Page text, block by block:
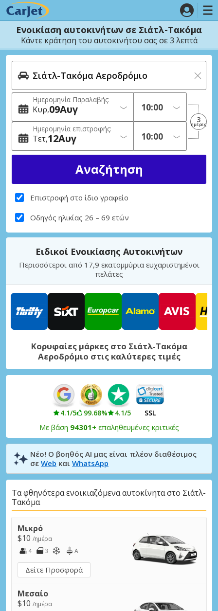
Ενοικίαση αυτοκινήτων σε Σιάτλ-Τακόμα
Κάντε κράτηση του αυτοκινήτου σας σε 3 λεπτά
Ημερομηνία Παραλαβής:
Κυρ 09Αυγ
Ημερομηνία επιστροφής:
Τετ 12Αυγ
3
ημέρες
Επιστροφή στο ίδιο γραφείο
Οδηγός ηλικίας 26 – 69 ετών
Ειδικοί Ενοικίασης Αυτοκινήτων
Περισσότεροι από 17,9 εκατομμύρια ευχαριστημένοι
πελάτες
Κορυφαίες μάρκες στο Σιάτλ-Τακόμα
Αεροδρόμιο στις καλύτερες τιμές
4.1/5 99.68% 4.1/5 SSL
Με βάση 94301+ επαληθευμένες κριτικές
Νέο! Ο βοηθός AI μας είναι πλέον διαθέσιμος
σε Web και WhatsApp
Τα φθηνότερα ενοικιαζόμενα αυτοκίνητα στο Σιάτλ-
Τακόμα
Μικρό
$10 /ημέρα
4
3 A
Δείτε Προσφορά
Μεσαίο
$10 /ημέρα